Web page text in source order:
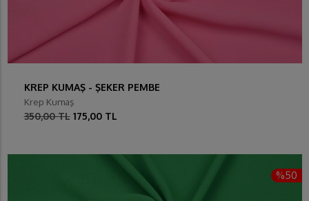
KREP KUMAŞ - ŞEKER PEMBE
Krep Kumaş
350,00 TL 175,00 TL
%50